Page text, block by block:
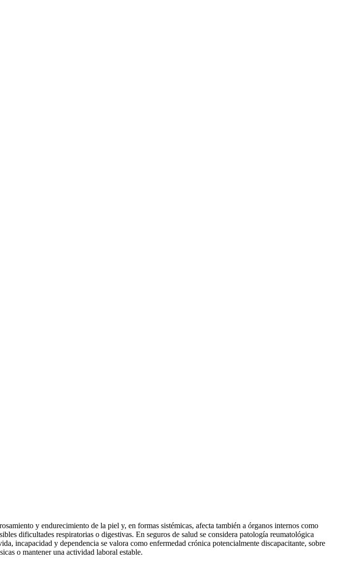
y endurecimiento de la piel y, en formas sistémicas, afecta también a órganos internos como
dificultades respiratorias o digestivas. En seguros de salud se considera patología reumatológica
incapacidad y dependencia se valora como enfermedad crónica potencialmente discapacitante, sobre
o mantener una actividad laboral estable.